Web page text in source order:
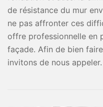
de résistance du mur
ne pas affronter ces
offre professionnelle en
façade. Afin de bien
invitons de nous appeler.